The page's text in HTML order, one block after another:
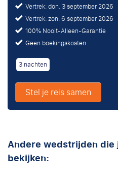
Vertrek: don. 3 september 2026
Vertrek: zon. 6 september 2026
100% Nooit-Alleen-Garantie
Geen boekingskosten
3 nachten
Stel je reis samen
Andere wedstrijden
bekijken: